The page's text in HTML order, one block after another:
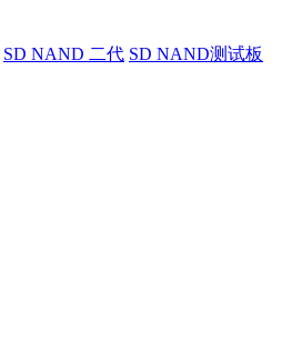
SD NAND 二代 SD NAND测试板